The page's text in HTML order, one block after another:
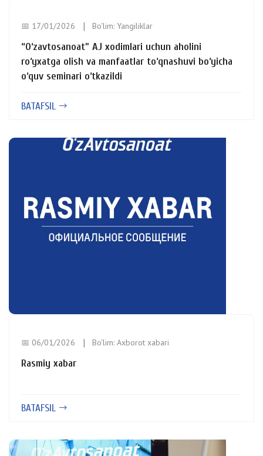
📅 17/01/2026 Bo'lim: Yangiliklar
“O‘zavtosanoat” AJ xodimlari uchun aholini
ro‘yxatga olish va manfaatlar to‘qnashuvi bo‘yicha
o‘quv seminari o‘tkazildi
BATAFSIL
📅 06/01/2026 Bo'lim: Axborot xabari
Rasmiy xabar
BATAFSIL